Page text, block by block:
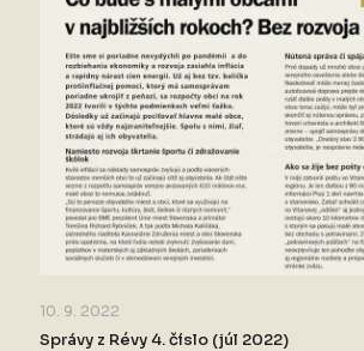
10. 9. 2022
Správy z Révy 4. číslo (júl 2022)